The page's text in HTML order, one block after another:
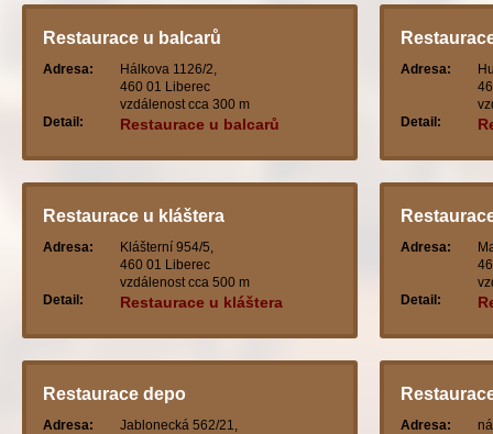
Restaurace u balcarů
Adresa:
Hálkova 1126/2,
460 01 Liberec
vzdálenost cca 300 m
Detail:
Restaurace u balcarů
Adresa:
Detail:
Restaurace u kláštera
Adresa:
Klášterní 954/5,
460 01 Liberec
vzdálenost cca 500 m
Detail:
Restaurace u kláštera
Adresa:
Detail:
Restaurace depo
Adresa:
Jablonecká 562/21,
Adresa: